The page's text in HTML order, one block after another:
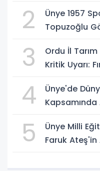
2
Ünye 1957
Topuzoğlu
3
Ordu İl
Kritik Uyarı:
4
Ünye'de
Kapsamında
5
Ünye Milli
Faruk